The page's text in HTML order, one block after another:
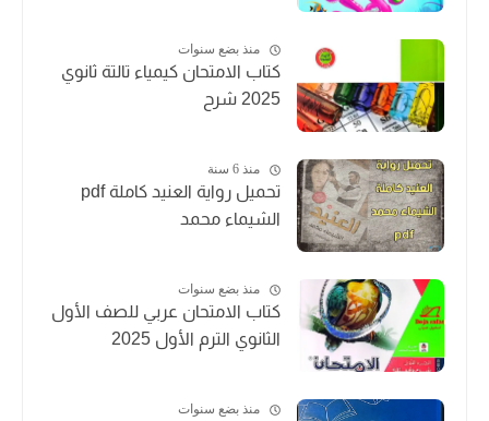
منذ بضع سنوات
كتاب الامتحان كيمياء تالتة ثانوي
2025 شرح
منذ 6 سنة
تحميل رواية العنيد كاملة pdf
الشيماء محمد
منذ بضع سنوات
كتاب الامتحان عربي للصف الأول
الثانوي الترم الأول 2025
منذ بضع سنوات